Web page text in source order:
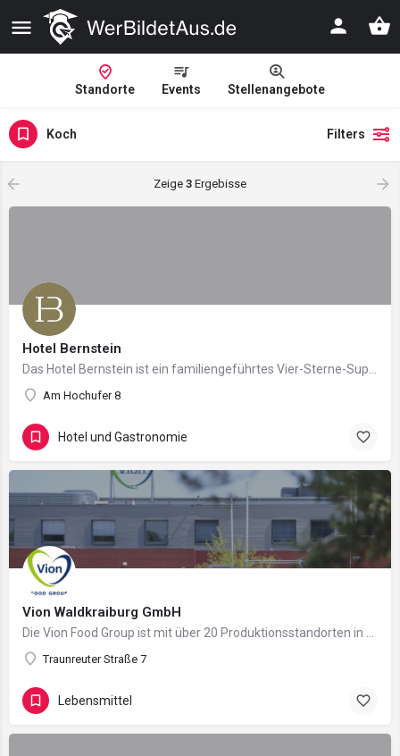
Standorte Events Stellenangebote
Koch Filters
Zeige 3 Ergebisse
Hotel Bernstein
Am Hochufer 8
Hotel und Gastronomie
Vion Waldkraiburg GmbH
Traunreuter Straße 7
Lebensmittel